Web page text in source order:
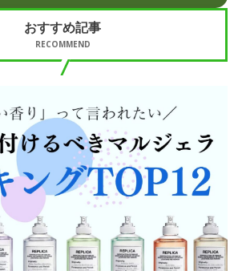
おすすめ記事
RECOMMEND